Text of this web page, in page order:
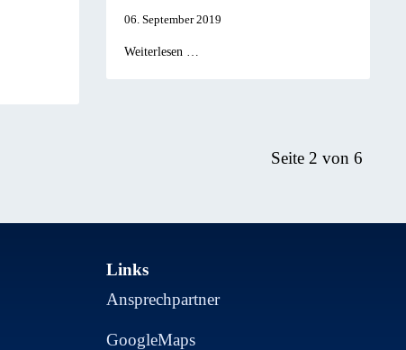
06. September 2019
Weiterlesen …
Seite 2 von 6
Links
Ansprechpartner
GoogleMaps